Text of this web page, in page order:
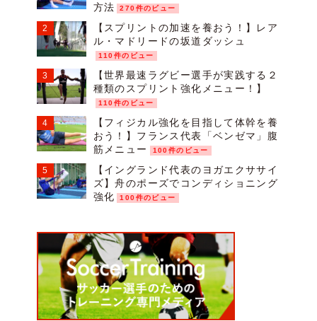
方法
270件のビュー
【スプリントの加速を養おう！】レア
ル・マドリードの坂道ダッシュ
110件のビュー
【世界最速ラグビー選手が実践する２
種類のスプリント強化メニュー！】
110件のビュー
【フィジカル強化を目指して体幹を養
おう！】フランス代表「ベンゼマ」腹
筋メニュー
100件のビュー
【イングランド代表のヨガエクササイ
ズ】舟のポーズでコンディショニング
強化
100件のビュー